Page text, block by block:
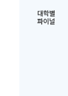
대학별
파이널